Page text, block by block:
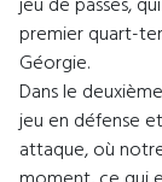
premier quart-
Géorgie.
Dans le
jeu en défense
attaque, où